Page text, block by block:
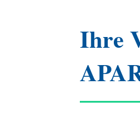
Ihre